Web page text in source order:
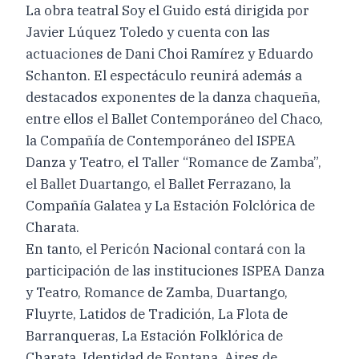
La obra teatral Soy el Guido está dirigida por
Javier Lúquez Toledo y cuenta con las
actuaciones de Dani Choi Ramírez y Eduardo
Schanton. El espectáculo reunirá además a
destacados exponentes de la danza chaqueña,
entre ellos el Ballet Contemporáneo del Chaco,
la Compañía de Contemporáneo del ISPEA
Danza y Teatro, el Taller “Romance de Zamba”,
el Ballet Duartango, el Ballet Ferrazano, la
Compañía Galatea y La Estación Folclórica de
Charata.
En tanto, el Pericón Nacional contará con la
participación de las instituciones ISPEA Danza
y Teatro, Romance de Zamba, Duartango,
Fluyrte, Latidos de Tradición, La Flota de
Barranqueras, La Estación Folklórica de